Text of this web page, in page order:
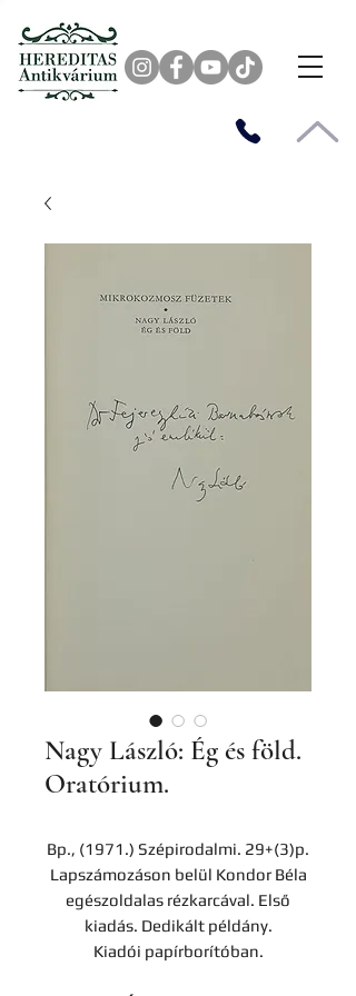
Nagy László: Ég és föld.
Oratórium.
Bp., (1971.) Szépirodalmi. 29+(3)p.
Lapszámozáson belül Kondor Béla
egészoldalas rézkarcával. Első
kiadás. Dedikált példány.
Kiadói papírborítóban.